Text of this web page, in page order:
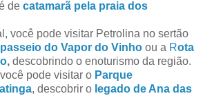
de catamarã pela praia dos
você pode visitar Petrolina no sertão
passeio do Vapor do Vinho ou a Rota
, descobrindo o enoturismo da região.
pode visitar o Parque
, descobrir o legado de Ana das